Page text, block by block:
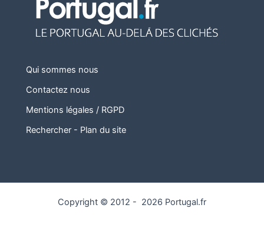
Qui sommes nous
Contactez nous
Mentions légales / RGPD
Rechercher- Plan du site
Copyright © 2012 - 2026 Portugal.fr